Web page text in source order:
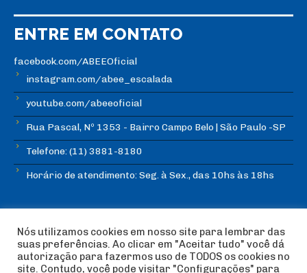
ENTRE EM CONTATO
facebook.com/ABEEOficial
instagram.com/abee_escalada
youtube.com/abeeoficial
Rua Pascal, Nº 1353 - Bairro Campo Belo | São Paulo -SP
Telefone: (11) 3881-8180
Horário de atendimento: Seg. à Sex., das 10hs às 18hs
© Copyright ABEE | Associação Brasileira de Escalada
Nós utilizamos cookies em nosso site para lembrar das
suas preferências. Ao clicar em "Aceitar tudo" você dá
autorização para fazermos uso de TODOS os cookies no
site. Contudo, você pode visitar "Configurações" para